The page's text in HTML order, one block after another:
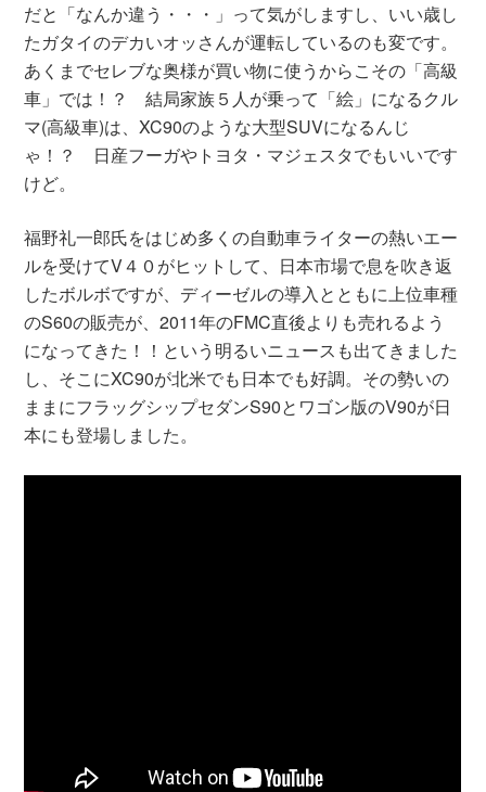
だと「なんか違う・・・」って気がしますし、いい歳し
たガタイのデカいオッさんが運転しているのも変です。
あくまでセレブな奥様が買い物に使うからこその「高級
車」では！？ 結局家族５人が乗って「絵」になるクル
マ(高級車)は、XC90のような大型SUVになるんじ
ゃ！？ 日産フーガやトヨタ・マジェスタでもいいです
けど。
福野礼一郎氏をはじめ多くの自動車ライターの熱いエー
ルを受けてV４０がヒットして、日本市場で息を吹き返
したボルボですが、ディーゼルの導入とともに上位車種
のS60の販売が、2011年のFMC直後よりも売れるよう
になってきた！！という明るいニュースも出てきました
し、そこにXC90が北米でも日本でも好調。その勢いの
ままにフラッグシップセダンS90とワゴン版のV90が日
本にも登場しました。